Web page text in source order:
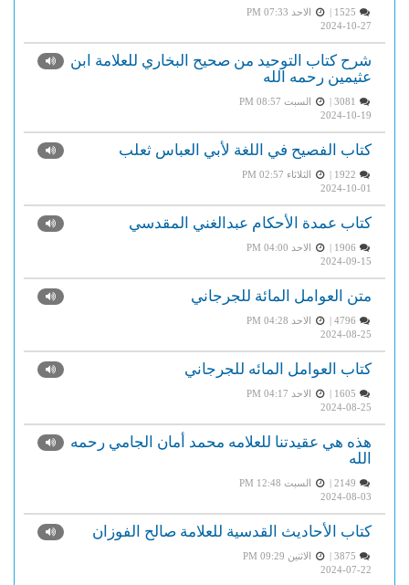
الاحد PM 07:33
2024-10-27
شرح كتاب التوحيد من صحيح البخاري للعلامة ابن
عثيمين رحمه الله
السبت PM 08:57
2024-10-19
كتاب الفصيح في اللغة لأبي العباس ثعلب
الثلاثاء PM 02:57
2024-10-01
كتاب عمدة الأحكام عبدالغني المقدسي
الاحد PM 04:00
2024-09-15
متن العوامل المائة للجرجاني
الاحد PM 04:28
2024-08-25
كتاب العوامل المائه للجرجاني
الاحد PM 04:17
2024-08-25
هذه هي عقيدتنا للعلامه محمد أمان الجامي رحمه
الله
السبت PM 12:48
2024-08-03
كتاب الأحاديث القدسية للعلامة صالح الفوزان
الاثنين PM 09:29
2024-07-22